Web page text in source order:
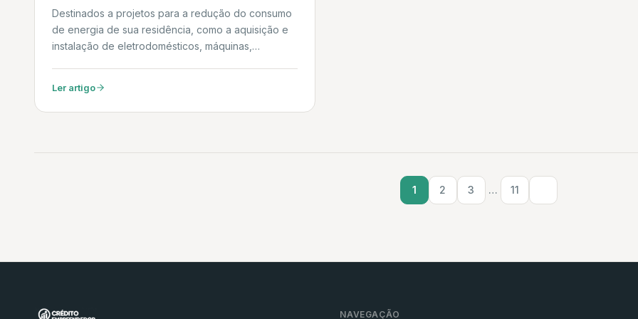
Destinados a projetos para a redução do consumo
de energia de sua residência, como a aquisição e
instalação de eletrodomésticos, máquinas,
Daniel
Ler artigo
1 2 3 … 11
NAVEGAÇÃO